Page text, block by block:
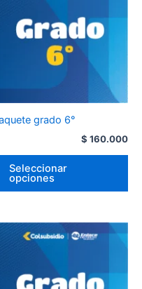
grado 6°
$ 160.000
Seleccionar
opciones